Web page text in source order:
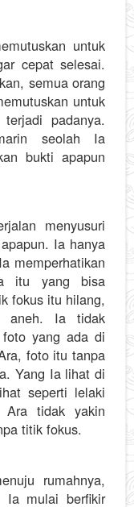
untuk
cepat selesai.
semua orang
untuk
padanya.
seolah Ia
bukti apapun
menyusuri
Ia hanya
memperhatikan
itu yang bisa
fokus itu hilang,
aneh. Ia tidak
yang ada di
foto itu tanpa
Yang Ia lihat di
seperti lelaki
Ara tidak yakin
titik fokus.
rumahnya,
Ia mulai berfikir